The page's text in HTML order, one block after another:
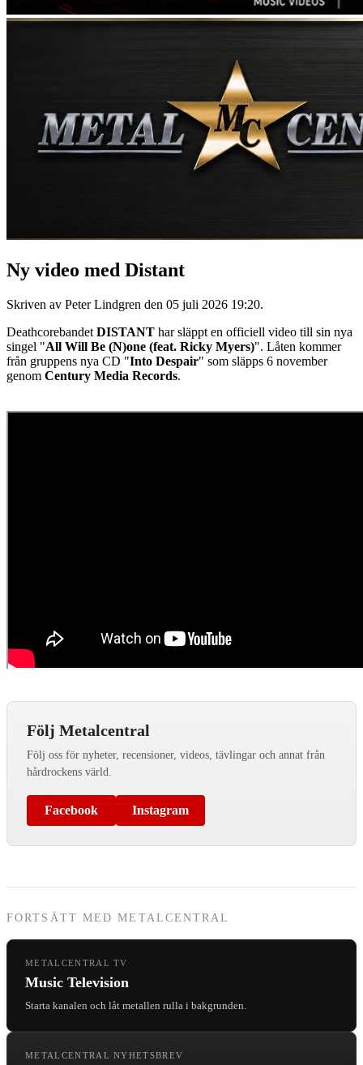
Ny video med Distant
Skriven av Peter Lindgren den 05 juli 2026 19:20.
Deathcorebandet DISTANT har släppt en officiell video till sin nya
singel "All Will Be (N)one (feat. Ricky Myers)". Låten kommer
från gruppens nya CD "Into Despair" som släpps 6 november
genom Century Media Records.
Följ Metalcentral
Följ oss för nyheter, recensioner, videos, tävlingar och annat från
hårdrockens värld.
Facebook Instagram
FORTSÄTT MED METALCENTRAL
METALCENTRAL TV
Music Television
Starta kanalen och låt metallen rulla i bakgrunden.
METALCENTRAL NYHETSBREV